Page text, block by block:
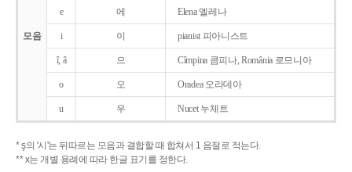
모음
e 에 Elena 엘레나
i 이 pianist 피아니스트
î, â 으 Cîmpina 큼피나, România 로므니아
o 오 Oradea 오라데아
u 우 Nucet 누체트
* ş의 '시'는 뒤따르는 모음과 결합할 때 합쳐서 1 음절로 적는다.
** x는 개별 용례에 따라 한글 표기를 정한다.